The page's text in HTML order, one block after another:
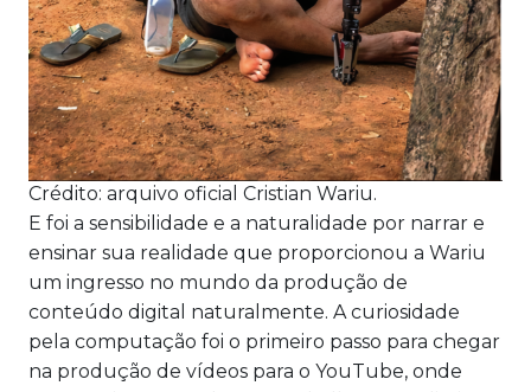
Crédito: arquivo oficial Cristian Wariu.
E foi a sensibilidade e a naturalidade por narrar e
ensinar sua realidade que proporcionou a Wariu
um ingresso no mundo da produção de
conteúdo digital naturalmente. A curiosidade
pela computação foi o primeiro passo para chegar
na produção de vídeos para o YouTube, onde